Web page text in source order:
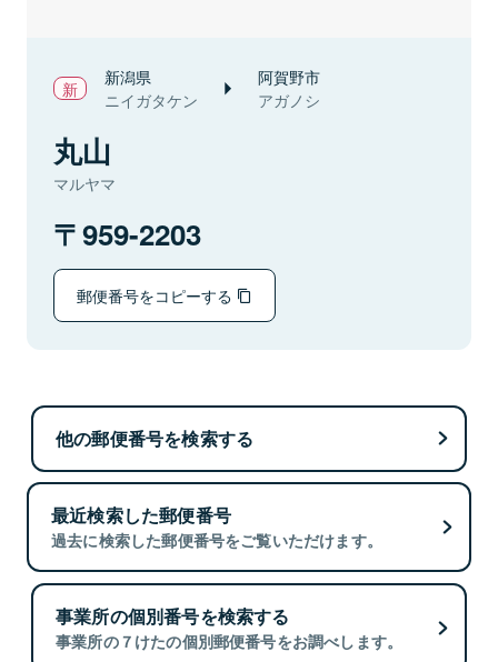
新潟県
ニイガタケン
阿賀野市
アガノシ
丸山
マルヤマ
959-2203
郵便番号をコピーする
他の郵便番号を検索する
最近検索した郵便番号
過去に検索した郵便番号をご覧いただけます。
事業所の個別番号を検索する
事業所の７けたの個別郵便番号をお調べします。